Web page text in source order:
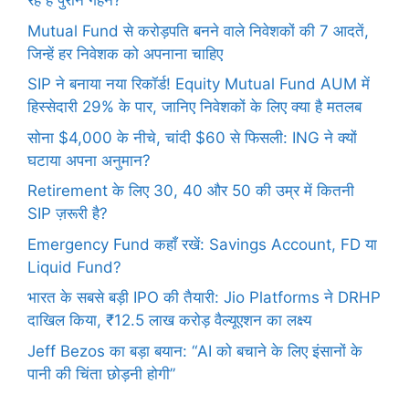
Mutual Fund से करोड़पति बनने वाले निवेशकों की 7 आदतें,
जिन्हें हर निवेशक को अपनाना चाहिए
SIP ने बनाया नया रिकॉर्ड! Equity Mutual Fund AUM में
हिस्सेदारी 29% के पार, जानिए निवेशकों के लिए क्या है मतलब
सोना $4,000 के नीचे, चांदी $60 से फिसली: ING ने क्यों
घटाया अपना अनुमान?
Retirement के लिए 30, 40 और 50 की उम्र में कितनी
SIP ज़रूरी है?
Emergency Fund कहाँ रखें: Savings Account, FD या
Liquid Fund?
भारत के सबसे बड़ी IPO की तैयारी: Jio Platforms ने DRHP
दाखिल किया, ₹12.5 लाख करोड़ वैल्यूएशन का लक्ष्य
Jeff Bezos का बड़ा बयान: “AI को बचाने के लिए इंसानों के
पानी की चिंता छोड़नी होगी”